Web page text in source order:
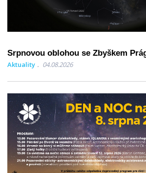
Srpnovou oblohou se Zbyškem
Aktuality 04.08.2026